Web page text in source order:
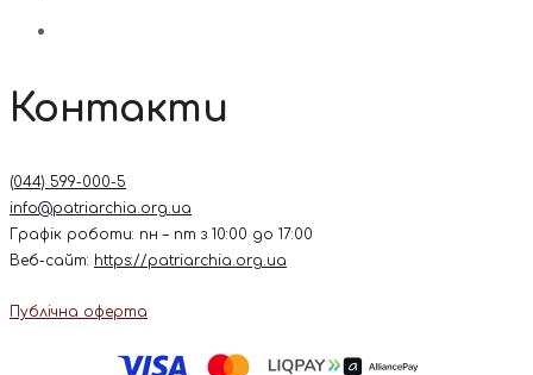
Контакти
(044) 599-000-5
info@patriarchia.org.ua
Графік роботи: пн – пт з 10:00 до 17:00
Веб-сайт: https://patriarchia.org.ua
Публічна оферта